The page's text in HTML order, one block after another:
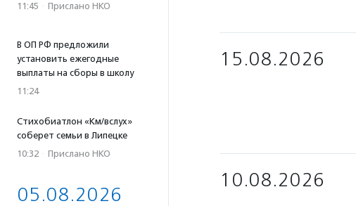
11:45 · Прислано НКО
В ОП РФ предложили
установить ежегодные
выплаты на сборы в школу
11:24
Стихобиатлон «Км/вслух»
соберет семьи в Липецке
10:32 · Прислано НКО
05.08.2026
15.08.2026
10.08.2026